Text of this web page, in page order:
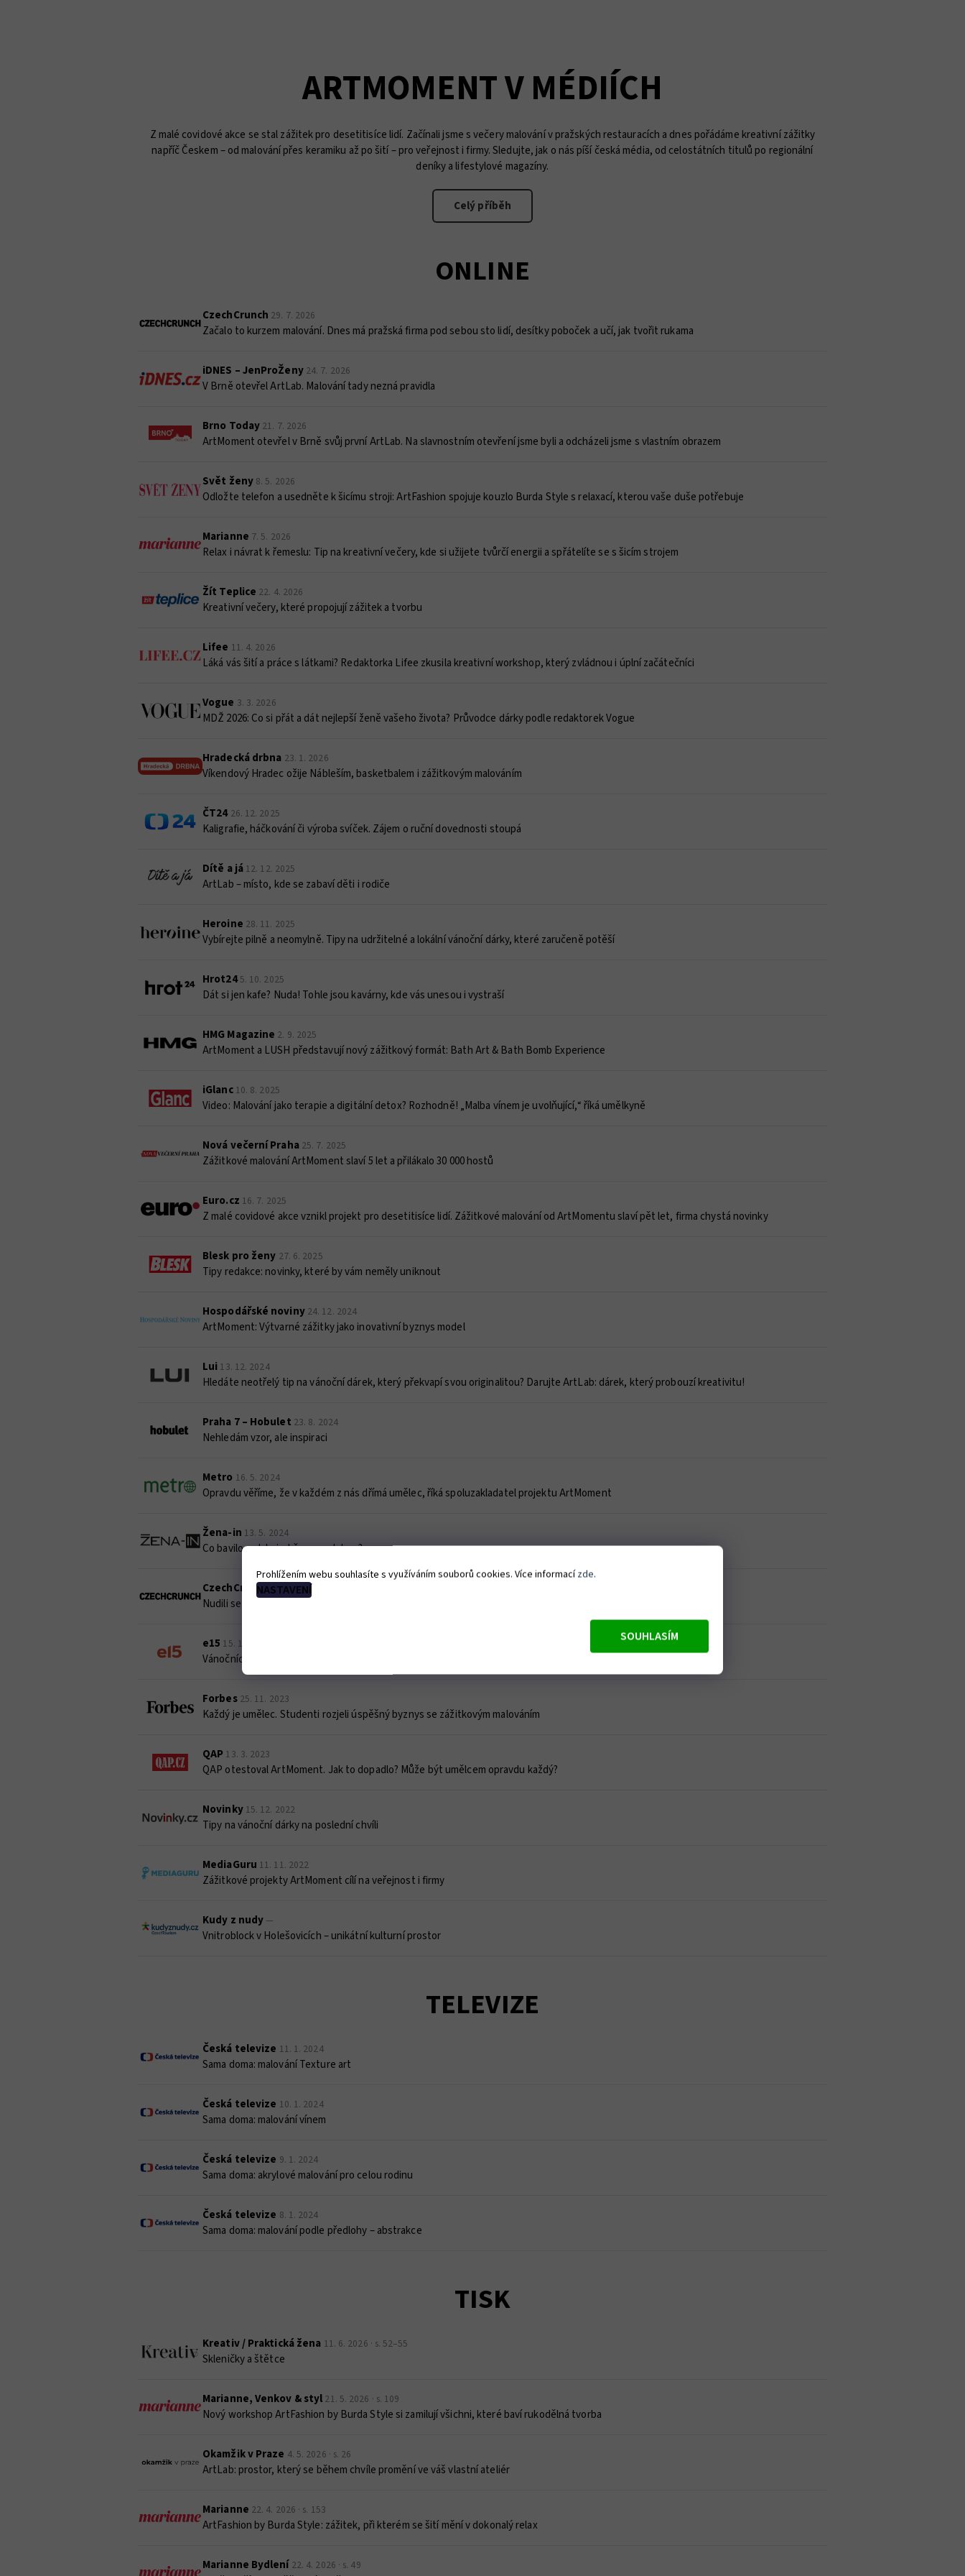
ARTMOMENT V MÉDIÍCH
Z malé covidové akce se stal zážitek pro desetitisíce lidí. Začínali jsme s večery malování v pražských restauracích a dnes pořádáme kreativní zážitky
napříč Českem – od malování přes keramiku až po šití – pro veřejnost i firmy. Sledujte, jak o nás píší česká média, od celostátních titulů po regionální
deníky a lifestylové magazíny.
Celý příběh
ONLINE
CzechCrunch 29. 7. 2026
Začalo to kurzem malování. Dnes má pražská firma pod sebou sto lidí, desítky poboček a učí, jak tvořit rukama
iDNES – JenProŽeny 24. 7. 2026
V Brně otevřel ArtLab. Malování tady nezná pravidla
Brno Today 21. 7. 2026
ArtMoment otevřel v Brně svůj první ArtLab. Na slavnostním otevření jsme byli a odcházeli jsme s vlastním obrazem
Svět ženy 8. 5. 2026
Odložte telefon a usedněte k šicímu stroji: ArtFashion spojuje kouzlo Burda Style s relaxací, kterou vaše duše potřebuje
Marianne 7. 5. 2026
Relax i návrat k řemeslu: Tip na kreativní večery, kde si užijete tvůrčí energii a spřátelíte se s šicím strojem
Žít Teplice 22. 4. 2026
Kreativní večery, které propojují zážitek a tvorbu
Lifee 11. 4. 2026
Láká vás šití a práce s látkami? Redaktorka Lifee zkusila kreativní workshop, který zvládnou i úplní začátečníci
Vogue 3. 3. 2026
MDŽ 2026: Co si přát a dát nejlepší ženě vašeho života? Průvodce dárky podle redaktorek Vogue
Hradecká drbna 23. 1. 2026
Víkendový Hradec ožije Nábleším, basketbalem i zážitkovým malováním
ČT24 26. 12. 2025
Kaligrafie, háčkování či výroba svíček. Zájem o ruční dovednosti stoupá
Dítě a já 12. 12. 2025
ArtLab – místo, kde se zabaví děti i rodiče
Heroine 28. 11. 2025
Vybírejte pilně a neomylně. Tipy na udržitelné a lokální vánoční dárky, které zaručeně potěší
Hrot245. 10. 2025
Dát si jen kafe? Nuda! Tohle jsou kavárny, kde vás unesou i vystraší
HMG Magazine 2. 9. 2025
ArtMoment a LUSH představují nový zážitkový formát: Bath Art & Bath Bomb Experience
iGlanc 10. 8. 2025
Video: Malování jako terapie a digitální detox? Rozhodně! „Malba vínem je uvolňující,“ říká umělkyně
Nová večerní Praha 25. 7. 2025
Zážitkové malování ArtMoment slaví 5 let a přilákalo 30 000 hostů
Euro.cz 16. 7. 2025
Z malé covidové akce vznikl projekt pro desetitisíce lidí. Zážitkové malování od ArtMomentu slaví pět let, firma chystá novinky
Blesk pro ženy 27. 6. 2025
Tipy redakce: novinky, které by vám neměly uniknout
Hospodářské noviny 24. 12. 2024
ArtMoment: Výtvarné zážitky jako inovativní byznys model
Lui 13. 12. 2024
Hledáte neotřelý tip na vánoční dárek, který překvapí svou originalitou? Darujte ArtLab: dárek, který probouzí kreativitu!
Praha 7 – Hobulet 23. 8. 2024
Nehledám vzor, ale inspiraci
Metro 16. 5. 2024
Opravdu věříme, že v každém z nás dřímá umělec, říká spoluzakladatel projektu ArtMoment
Žena-in 13. 5. 2024
Co bavilo redakci v březnu a dubnu?
CzechCrunch8. 1. 2024
Nudili se během covidu, tak odstartovali zážitkové malování. Loni jím prošlo přes sedm tisíc lidí
e15 15. 12. 2023
Vánočních večírků opět přibývá. Firmy preferují netradiční místa a zážitky
Forbes 25. 11. 2023
Každý je umělec. Studenti rozjeli úspěšný byznys se zážitkovým malováním
QAP 13. 3. 2023
QAP otestoval ArtMoment. Jak to dopadlo? Může být umělcem opravdu každý?
Novinky 15. 12. 2022
Tipy na vánoční dárky na poslední chvíli
MediaGuru 11. 11. 2022
Zážitkové projekty ArtMoment cílí na veřejnost i firmy
Kudy z nudy —
Vnitroblock v Holešovicích – unikátní kulturní prostor
TELEVIZE
Česká televize 11. 1. 2024
Sama doma: malování Texture art
Česká televize 10. 1. 2024
Sama doma: malování vínem
Česká televize 9. 1. 2024
Sama doma: akrylové malování pro celou rodinu
Česká televize 8. 1. 2024
Sama doma: malování podle předlohy – abstrakce
TISK
Kreativ / Praktická žena 11. 6. 2026 · s. 52–55
Skleničky a štětce
Marianne, Venkov & styl 21. 5. 2026 · s. 109
Nový workshop ArtFashion by Burda Style si zamilují všichni, které baví rukodělná tvorba
Okamžik v Praze 4. 5. 2026 · s. 26
ArtLab: prostor, který se během chvíle promění ve váš vlastní ateliér
Marianne 22. 4. 2026 · s. 153
ArtFashion by Burda Style: zážitek, při kterém se šití mění v dokonalý relax
Marianne Bydlení 22. 4. 2026 · s. 49
Prohlížením webu souhlasíte s využíváním souborů cookies. Více informacízde.
NASTAVENÍ
SOUHLASÍM